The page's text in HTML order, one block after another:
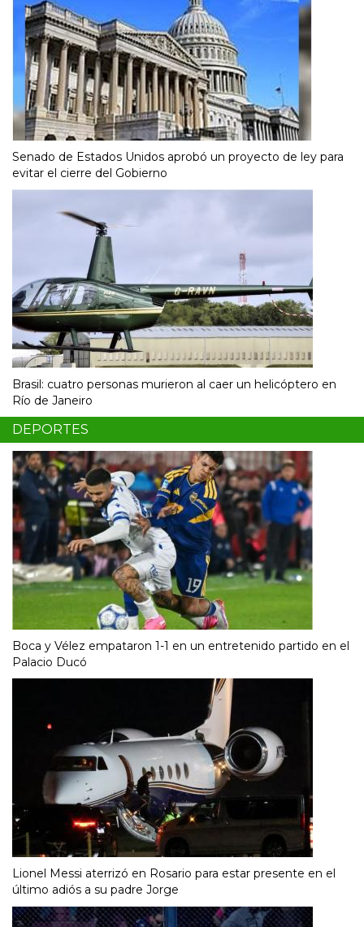
Senado de Estados Unidos aprobó un proyecto de ley para
evitar el cierre del Gobierno
Brasil: cuatro personas murieron al caer un helicóptero en
Río de Janeiro
DEPORTES
Boca y Vélez empataron 1-1 en un entretenido partido en el
Palacio Ducó
Lionel Messi aterrizó en Rosario para estar presente en el
último adiós a su padre Jorge